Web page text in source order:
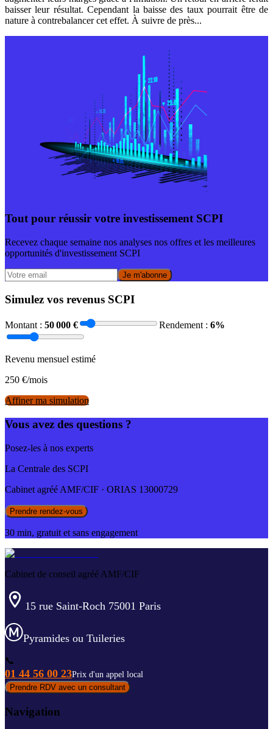
baisser leur résultat. Cependant la baisse des taux pourrait être de
nature à contrebalancer cet effet. À suivre de près...
Tout pour réussir votre investissement SCPI
Recevez chaque semaine nos analyses nos offres et les meilleures
opportunités d'investissement SCPI
Je m'abonne
Simulez vos revenus SCPI
Montant : 50 000 € Rendement : 6%
Revenu mensuel estimé
250 €/mois
Affiner ma simulation
Vous avez des questions ?
Posez-les à nos experts
La Centrale des SCPI
Cabinet agréé AMF/CIF · ORIAS 13000729
Prendre rendez-vous
30 min, gratuit et sans engagement
Cabinet de conseil agréé AMF/CIF
15 rue Saint-Roch 75001 Paris
Pyramides ou Tuileries
📞
01 44 56 00 23Prix d'un appel local
Prendre RDV avec un consultant
Navigation